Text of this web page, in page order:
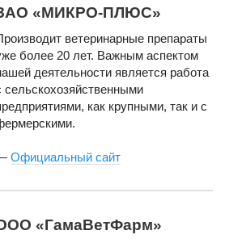
«МИКРО-ПЛЮС»
ветеринарные препараты
более 20 лет. Важным аспектом
деятельности является работа
сельскохозяйственными
как крупными, так и с
Официальный сайт
«ГамаВетФарм»